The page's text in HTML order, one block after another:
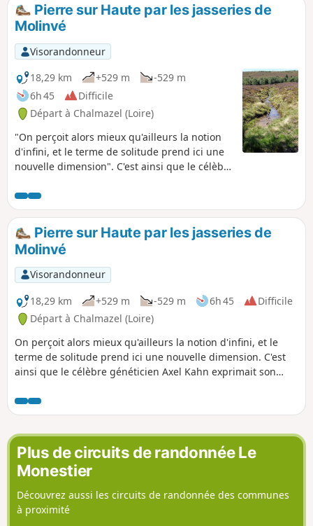
Pierre sur Haute par les jasseries de
Molinvé
Visorandonneur
18,29 km
+529 m
-529 m
6h 45
Difficile
Départ à Chalmazel (Loire)
"On perçoit alors mieux qu'ailleurs la notion
d'infini, et le terme de solitude prend ici une
nouvelle dimension". C'est ainsi que le célèbre
lors de son périple passant par les Monts du
Forez.
Pierre sur Haute par les jasseries de
Molinvé
Visorandonneur
18,29 km
+529 m -529 m 6h 45
Difficile
Départ à Chalmazel (Loire)
On perçoit alors mieux qu'ailleurs la notion d'infini, et le
terme de solitude prend ici une nouvelle dimension. C'est
ainsi que le célèbre généticien Axel Kahn exprimait son
Forez.
Plus de circuits de randonnée Le
Monestier
Découvrez aussi les circuits de randonnée des communes
à proximité